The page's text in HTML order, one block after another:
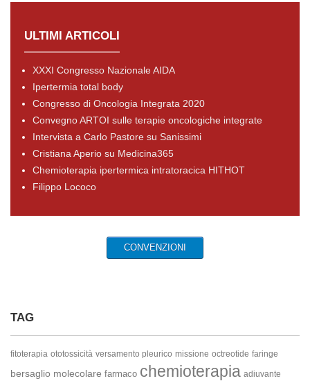
ULTIMI ARTICOLI
XXXI Congresso Nazionale AIDA
Ipertermia total body
Congresso di Oncologia Integrata 2020
Convegno ARTOI sulle terapie oncologiche integrate
Intervista a Carlo Pastore su Sanissimi
Cristiana Aperio su Medicina365
Chemioterapia ipertermica intratoracica HITHOT
Filippo Lococo
CONVENZIONI
TAG
fitoterapia ototossicità versamento pleurico missione octreotide faringe
bersaglio molecolare farmaco chemioterapia adiuvante